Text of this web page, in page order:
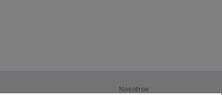
Nosotros